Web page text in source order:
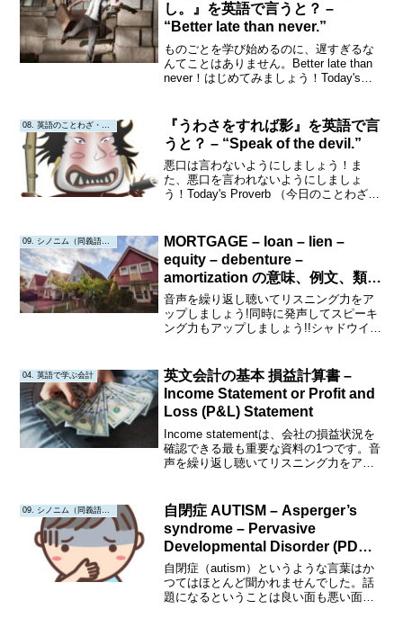
し。』を英語で言うと？ –
“Better late than never.”
ものごとを学び始めるのに、遅すぎるな
んてことはありません。Better late than
never！はじめてみましょう！Today's
『うわさをすれば影』を英語で言
うと？ – “Speak of the devil.”
悪口は言わないようにしましょう！ま
た、悪口を言われないようにしましょ
う！Today's Proverb （今日のことわざ）
MORTGAGE – loan – lien –
equity – debenture –
amortization の意味、例文、類義
語
音声を繰り返し聴いてリスニング力をア
ップしましょう!同時に発声してスピーキ
ング力もアップしましょう!!シャドウイン
れること。通常、住宅ローンの形で使用
され...
04. 英語で学ぶ会計
英文会計の基本 損益計算書 –
Income Statement or Profit and
Loss (P&L) Statement
Income statementは、会社の損益状況を
確認できる最も重要な資料の1つです。音
声を繰り返し聴いてリスニング力をアッ
にも挑戦してみましょう!!!Intr...
自閉症 AUTISM – Asperger’s
syndrome – Pervasive
Developmental Disorder (PDD)
– Neurodiversity –
developmental disorder –
Social Communication Disorder
自閉症（autism）というような言葉はか
つてはほとんど聞かれませんでした。話
題になるということは良い面も悪い面も